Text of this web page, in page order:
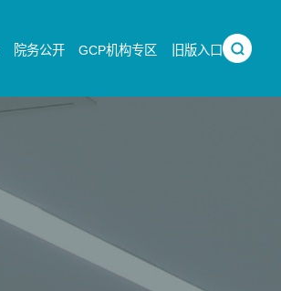
院务公开 GCP机构专区 旧版入口